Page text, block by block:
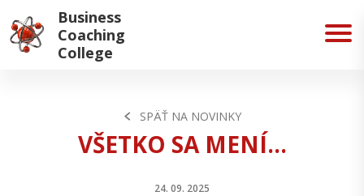
Business
Coaching
College
SPÄŤ NA NOVINKY
VŠETKO SA MENÍ...
24. 09. 2025